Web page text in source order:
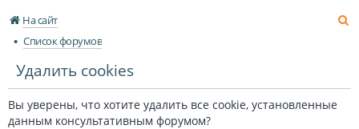
На сайт
Список форумов
Удалить cookies
Вы уверены, что хотите удалить все cookie, установленные
данным консультативным форумом?